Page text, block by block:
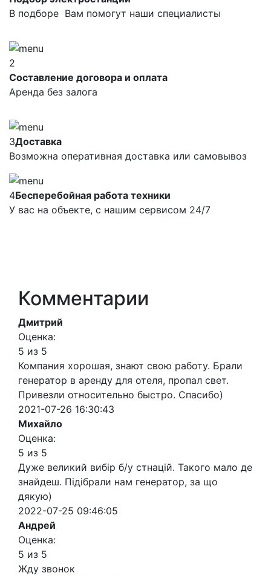
В подборе Вам помогут наши специалисты
2
Составление договора и оплата
Аренда без залога
3Доставка
Возможна оперативная доставка или самовывоз
4Бесперебойная работа техники
У вас на объекте, с нашим сервисом 24/7
Комментарии
Дмитрий
Оценка:
5 из 5
Компания хорошая, знают свою работу. Брали
генератор в аренду для отеля, пропал свет.
Привезли относительно быстро. Спасибо)
2021-07-26 16:30:43
Михайло
Оценка:
5 из 5
Дуже великий вибір б/у стнацій. Такого мало де
знайдеш. Підібрали нам генератор, за що
дякую)
2022-07-25 09:46:05
Андрей
Оценка:
5 из 5
Жду звонок